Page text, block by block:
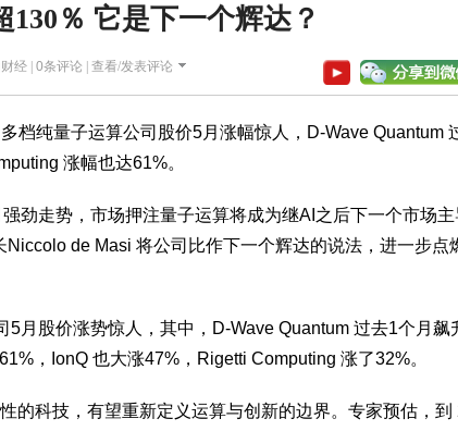
130％ 它是下一个辉达？
经 | 0条评论 | 查看/发表评论
档纯量子运算公司股价5月涨幅惊人，D-Wave Quantum
涨幅也达61%。
劲走势，市场押注量子运算将成为继AI之后下一个市场主
de Masi 将公司比作下一个辉达的说法，进一步点
5月股价涨势惊人，其中，D-Wave Quantum 过去1个月飙
，IonQ 也大涨47%，Rigetti Computing 涨了32%。
的科技，有望重新定义运算与创新的边界。专家预估，到